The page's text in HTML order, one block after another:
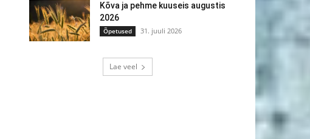
Kõva ja pehme kuuseis augustis
2026
Õpetused 31. juuli 2026
Lae veel